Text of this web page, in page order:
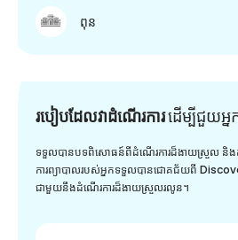
ពុន
របៀបដែលវាដំណើរការដើម្បី​ជួយ​អ្ន
ទទួលបានបទពិសោធន៍ពីដំណើរការដ៏ងាយស្រួល និងតម្ល
ការព្យាបាលរបស់អ្នកទទួលបានជោគជ័យពី
ជាមួយនឹងដំណើរការដ៏ងាយស្រួលរលូន។